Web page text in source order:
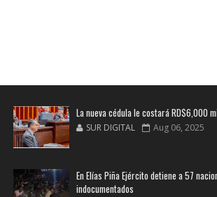
La nueva cédula le costará RD$6,000
SUR DIGITAL Aug 06, 2025
En Elías Piña Ejército detiene a 57
indocumentados